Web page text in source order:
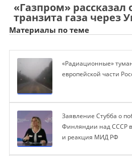
«Газпром» рассказал
транзита газа через
Материалы по теме
«Радиационные»
европейской части
Заявление Стубба о
Финляндии над СССР
и реакция МИД РФ